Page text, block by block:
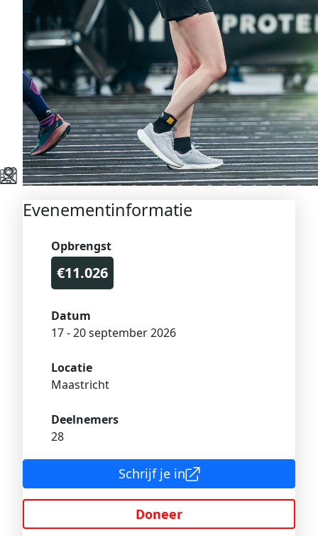
Evenementinformatie
Opbrengst
€11.026
Datum
17 - 20 september 2026
Locatie
Maastricht
Deelnemers
28
Schrijf je in
Doneer